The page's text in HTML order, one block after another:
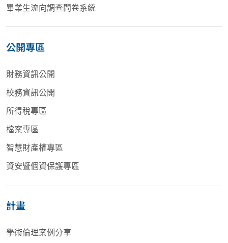
畢業生流向調查問卷系統
公開專區
財務資訊公開
校務資訊公開
所得稅專區
檔案專區
智慧財產權專區
資安暨個資保護專區
計畫
學術倫理案例分享